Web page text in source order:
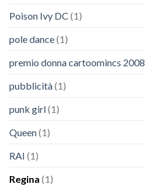
Poison Ivy DC (1)
pole dance(1)
premio donna cartoomincs 2008
pubblicità(1)
punk girl(1)
Queen(1)
RAI (1)
Regina (1)